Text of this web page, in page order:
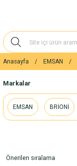
Anasayfa EMSAN
Markalar
EMSAN BRİONİ